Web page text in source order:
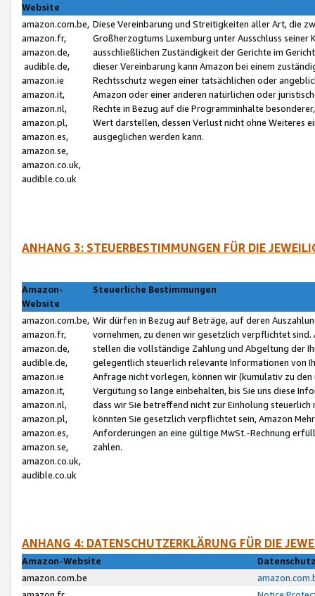
Website
amazon.com.be,
amazon.fr,
amazon.de,
audible.de,
amazon.ie
amazon.it,
amazon.nl,
amazon.pl,
amazon.es,
amazon.se,
amazon.co.uk,
audible.co.uk
Diese Vereinbarung und Streitigkeiten aller Art, die
Großherzogtums Luxemburg unter Ausschluss
ausschließlichen Zuständigkeit der Gerichte im
dieser Vereinbarung kann Amazon bei einem
Rechtsschutz wegen einer tatsächlichen oder
Amazon oder einer anderen natürlichen oder
Rechte in Bezug auf die Programminhalte
Wert darstellen, dessen Verlust nicht ohne Weiteres
ausgeglichen werden kann.
ANHANG 3: STEUERBESTIMMUNGEN FÜR DIE
Amazon-
Website
Steuerliche Bestimmungen
amazon.com.be,
amazon.fr,
amazon.de,
audible.de,
amazon.ie
amazon.it,
amazon.nl,
amazon.pl,
amazon.es,
amazon.se,
amazon.co.uk,
audible.co.uk
Wir dürfen in Bezug auf Beträge, auf deren
vornehmen, zu denen wir gesetzlich verpflichtet
stellen die vollständige Zahlung und Abgeltung der
gelegentlich steuerlich relevante Informationen von
Anfrage nicht vorlegen, können wir (kumulativ zu
Vergütung so lange einbehalten, bis Sie uns diese
dass wir Sie betreffend nicht zur Einholung
könnten Sie gesetzlich verpflichtet sein, Amazon
Anforderungen an eine gültige MwSt.-Rechnung
zahlen.
ANHANG 4: DATENSCHUTZERKLÄRUNG FÜR DIE
Amazon-Website
amazon.com.be